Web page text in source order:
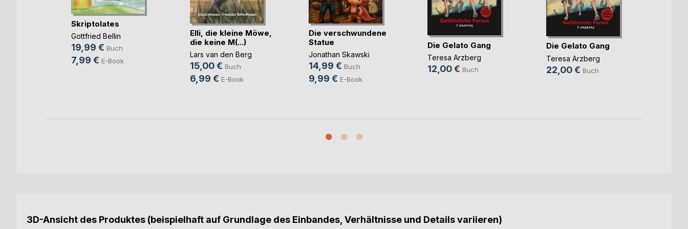
Skriptolates
Gottfried Bellin
19,99 € Buch
7,99 € E-Book
Elli, die kleine Möwe,
die keine M(...)
Lars van den Berg
15,00 € Buch
6,99 € E-Book
Die verschwundene
Statue
Jonathan Skawski
14,99 € Buch
9,99 € E-Book
Die Gelato Gang
Teresa Arzberg
12,00 € Buch
Die Gelato Gang
Teresa Arzberg
22,00 € Buch
3D-Ansicht des Produktes (beispielhaft auf Grundlage des Einbandes, Verhältnisse und Details variieren)